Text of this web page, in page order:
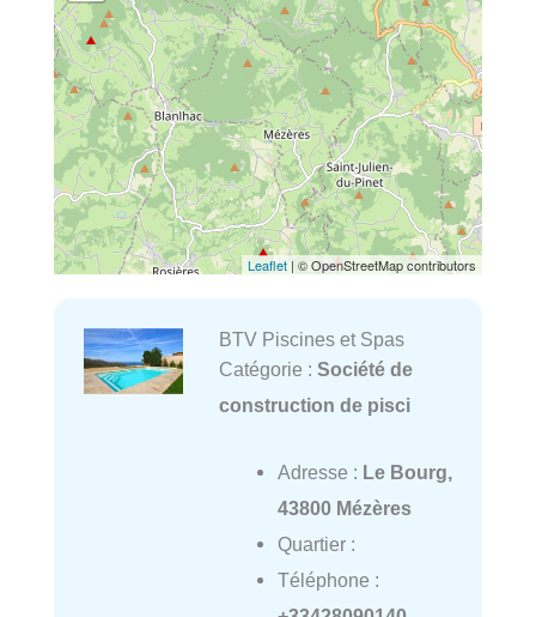
Leaflet | © OpenStreetMap contributors
BTV Piscines et Spas
Catégorie : Société de
construction de pisci
Adresse : Le Bourg,
43800 Mézères
Quartier :
Téléphone :